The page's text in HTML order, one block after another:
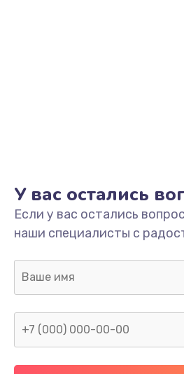
995 руб.
Заказать
Замена шлейфа
2600
У вас остались
Если у вас остались
наши специалисты с